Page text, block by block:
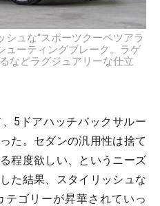
シュな“スポーツクーペツアラ
ューティングブレーク。ラゲ
などラグジュアリーな仕立
5ドアハッチバックサルー
た。セダンの汎用性は捨て
程度欲しい、というニーズ
た結果、スタイリッシュな
ゴリーが昇華されていっ